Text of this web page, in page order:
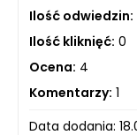
Ilość odwiedzin:
Ilość kliknięć: 0
Ocena: 4
Komentarzy: 1
Data dodania: